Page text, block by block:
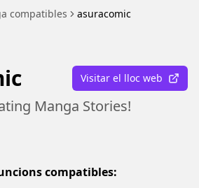
compatibles asuracomic
Visitar el lloc web
Manga Stories!
compatibles: